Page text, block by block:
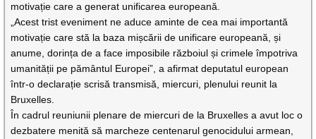
motivație care a generat unificarea europeană.
„Acest trist eveniment ne aduce aminte de cea mai importantă
motivație care stă la baza mișcării de unificare europeană, și
anume, dorința de a face imposibile războiul și crimele împotriva
umanității pe pământul Europei”, a afirmat deputatul european
într-o declarație scrisă transmisă, miercuri, plenului reunit la
Bruxelles.
În cadrul reuniunii plenare de miercuri de la Bruxelles a avut loc o
dezbatere menită să marcheze centenarul genocidului armean,